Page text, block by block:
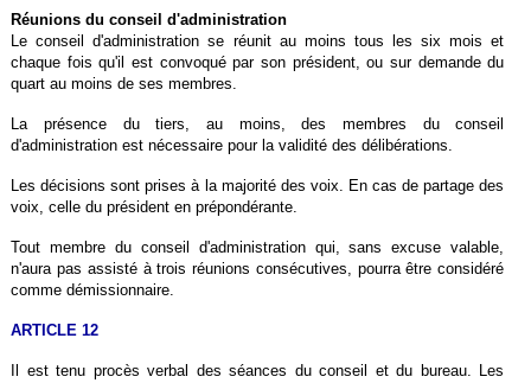
Réunions du conseil d'administration
Le conseil d'administration se réunit au moins tous les six mois et
chaque fois qu'il est convoqué par son président, ou sur demande du
quart au moins de ses membres.
La présence du tiers, au moins, des membres du conseil
d'administration est nécessaire pour la validité des délibérations.
Les décisions sont prises à la majorité des voix. En cas de partage des
voix, celle du président en prépondérante.
Tout membre du conseil d'administration qui, sans excuse valable,
n'aura pas assisté à trois réunions consécutives, pourra être considéré
comme démissionnaire.
ARTICLE 12
Il est tenu procès verbal des séances du conseil et du bureau. Les